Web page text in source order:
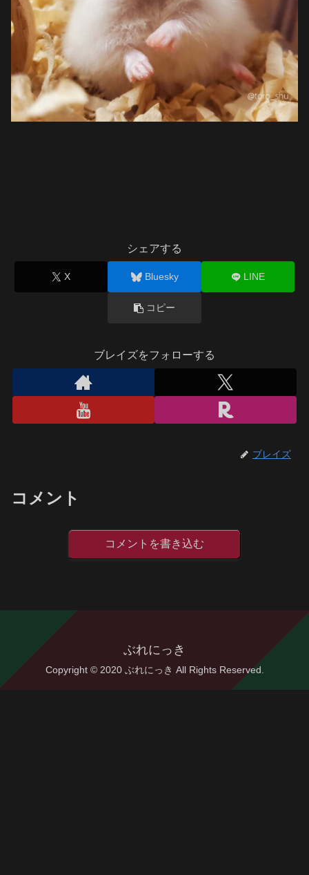
シェアする
X Bluesky LINE
コピー
ブレイズをフォローする
ブレイズ
コメント
コメントを書き込む
ぶれにっき
Copyright © 2020 ぶれにっき All Rights Reserved.